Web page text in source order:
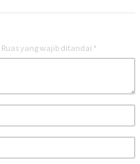
Ruas yang wajib ditandai *